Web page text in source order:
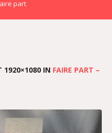
part
1920×1080 IN FAIRE PART –